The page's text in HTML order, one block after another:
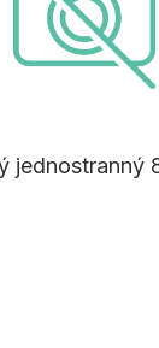
jednostranný